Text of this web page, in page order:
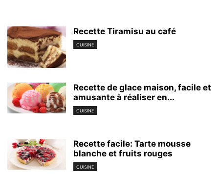
Recette Tiramisu au café
CUISINE
Recette de glace maison, facile et
amusante à réaliser en...
CUISINE
Recette facile: Tarte mousse
blanche et fruits rouges
CUISINE